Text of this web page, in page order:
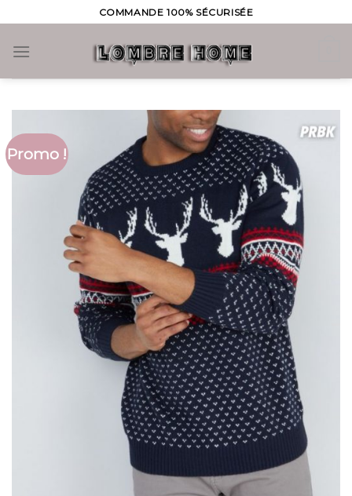
to
content
COMMANDE 100% SÉCURISÉE
Promo !